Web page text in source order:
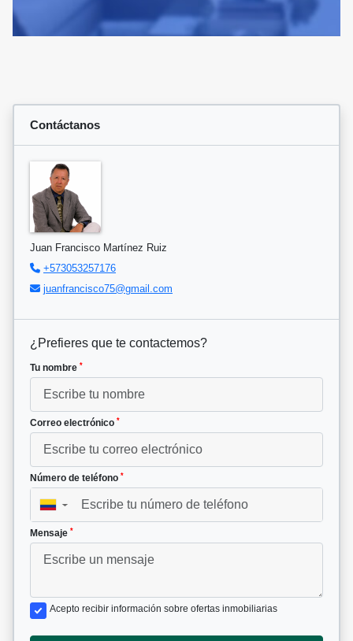
Contáctanos
Juan Francisco Martínez Ruiz
+573053257176
juanfrancisco75@gmail.com
¿Prefieres que te contactemos?
Tu nombre *
Correo electrónico *
Número de teléfono *
▼
Mensaje *
Acepto recibir información sobre ofertas inmobiliarias